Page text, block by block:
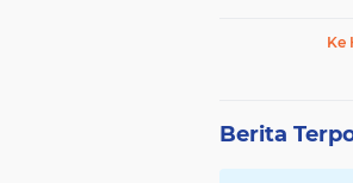
Ke
Berita